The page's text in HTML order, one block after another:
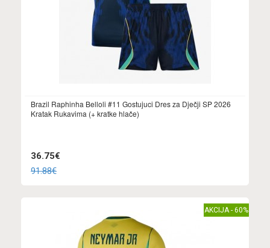
Brazil Raphinha Belloli #11 Gostujuci Dres za Dječji SP 2026
Kratak Rukavima (+ kratke hlače)
36.75€
91.88€
AKCIJA - 60%